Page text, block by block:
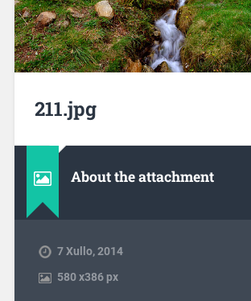
211.jpg
About the attachment
7 Xullo, 2014
580x386 px